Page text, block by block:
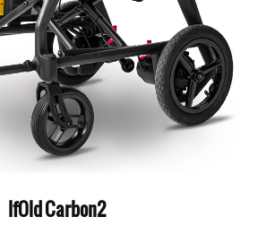
IfOld Carbon2